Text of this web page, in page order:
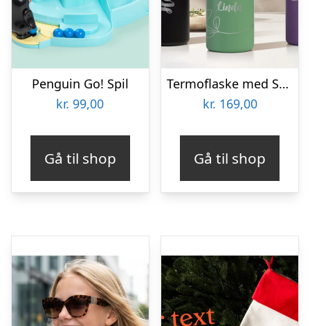
Penguin Go! Spil
kr. 99,00
Gå til shop
Termoflaske med Sugerør 530 ml – Personlig Gravering
kr. 169,00
Gå til shop